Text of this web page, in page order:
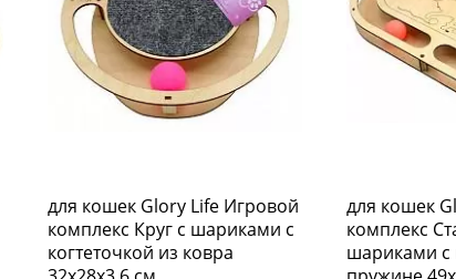
для кошек Glory Life Игровой
комплекс Круг с шариками c
когтеточкой из ковра
для кошек
комплекс
шариками c